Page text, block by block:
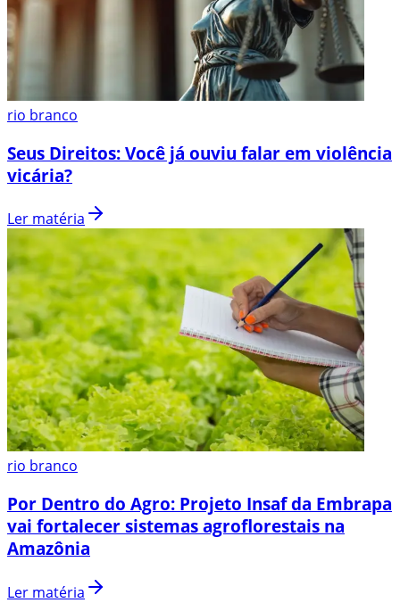
rio branco
Seus Direitos: Você já ouviu falar em violência
vicária?
Ler matéria
rio branco
Por Dentro do Agro: Projeto Insaf da Embrapa
vai fortalecer sistemas agroflorestais na
Amazônia
Ler matéria